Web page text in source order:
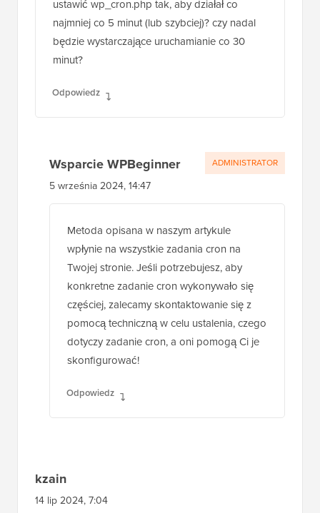
ustawić wp_cron.php tak, aby działał co
najmniej co 5 minut (lub szybciej)? czy nadal
będzie wystarczające uruchamianie co 30
minut?
Odpowiedz
Wsparcie WPBeginner
5 września 2024, 14:47
Metoda opisana w naszym artykule
wpłynie na wszystkie zadania cron na
Twojej stronie. Jeśli potrzebujesz, aby
konkretne zadanie cron wykonywało się
częściej, zalecamy skontaktowanie się z
pomocą techniczną w celu ustalenia, czego
dotyczy zadanie cron, a oni pomogą Ci je
skonfigurować!
Odpowiedz
ADMINISTRATOR
kzain
14 lip 2024, 7:04